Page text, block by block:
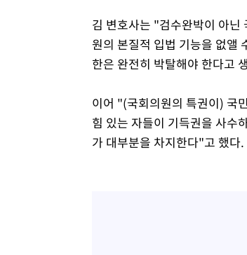
김 변호사는 "검수완박이 아
원의 본질적 입법 기능을 없앨
한은 완전히 박탈해야 한다고
이어 "(국회의원의 특권이) 국
힘 있는 자들이 기득권을 사수
가 대부분을 차지한다"고 했다.